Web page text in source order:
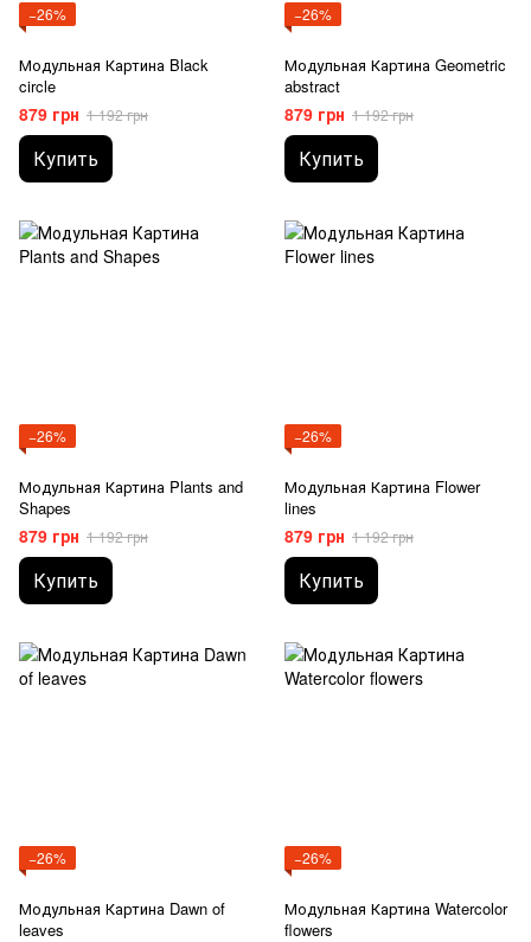
−26%
Модульная Картина Black
circle
879 грн 1 192 грн
Купить
−26%
Модульная Картина Geometric
abstract
879 грн 1 192 грн
Купить
−26%
Модульная Картина Plants and
Shapes
879 грн 1 192 грн
Купить
−26%
Модульная Картина Flower
lines
879 грн 1 192 грн
Купить
−26%
Модульная Картина Dawn of
leaves
−26%
Модульная Картина Watercolor
flowers